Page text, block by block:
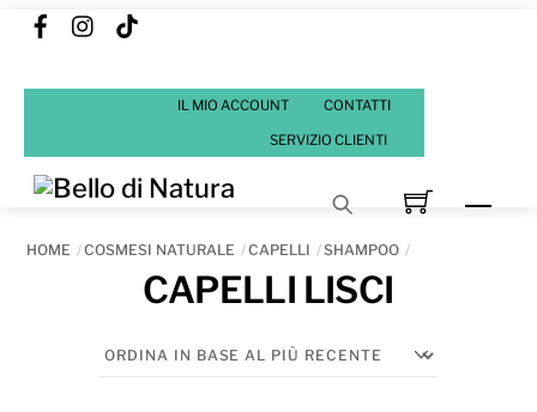
Skip
content
FacebookInstagram
IL MIO ACCOUNT CONTATTI
SERVIZIO CLIENTI
HOME COSMESI NATURALE CAPELLI SHAMPOO
CAPELLI LISCI